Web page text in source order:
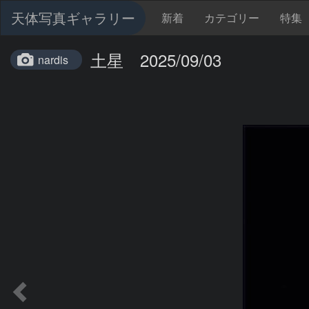
天体写真ギャラリー 新着 カテゴリー 特集
nardis 土星 2025/09/03